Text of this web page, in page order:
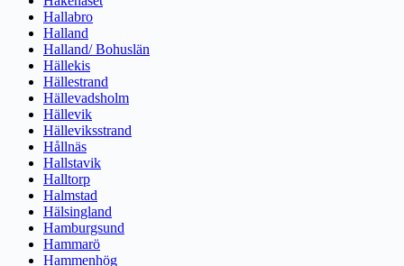
Hallabro
Halland
Halland/ Bohuslän
Hällekis
Hällestrand
Hällevadsholm
Hällevik
Hälleviksstrand
Hållnäs
Hallstavik
Halltorp
Halmstad
Hälsingland
Hamburgsund
Hammarö
Hammenhög